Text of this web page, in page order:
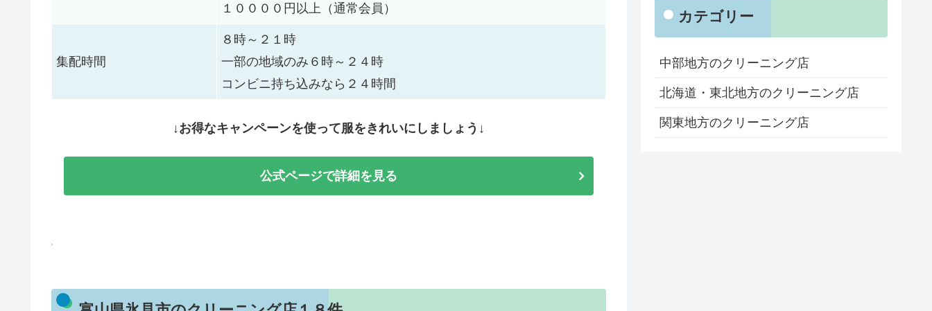
１００００円以上（通常会員）
集配時間
８時～２１時
一部の地域のみ６時～２４時
コンビニ持ち込みなら２４時間
↓お得なキャンペーンを使って服をきれいにしましょう↓
公式ページで詳細を見る
カテゴリー
中部地方のクリーニング店
北海道・東北地方のクリーニング店
関東地方のクリーニング店